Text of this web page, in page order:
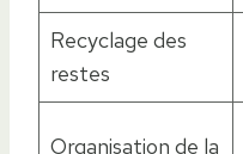
Recyclage des
restes
Organisation de la